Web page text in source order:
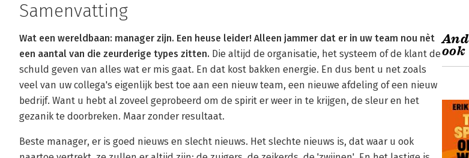
Samenvatting
Wat een wereldbaan: manager zijn. Een heuse leider! Alleen jammer dat er in uw team nou nèt
een aantal van die zeurderige types zitten. Die altijd de organisatie, het systeem of de klant de
schuld geven van alles wat er mis gaat. En dat kost bakken energie. En dus bent u net zoals
veel van uw collega's eigenlijk best toe aan een nieuw team, een nieuwe afdeling of een nieuw
bedrijf. Want u hebt al zoveel geprobeerd om de spirit er weer in te krijgen, de sleur en het
gezanik te doorbreken. Maar zonder resultaat.
Beste manager, er is goed nieuws en slecht nieuws. Het slechte nieuws is, dat waar u ook
ook